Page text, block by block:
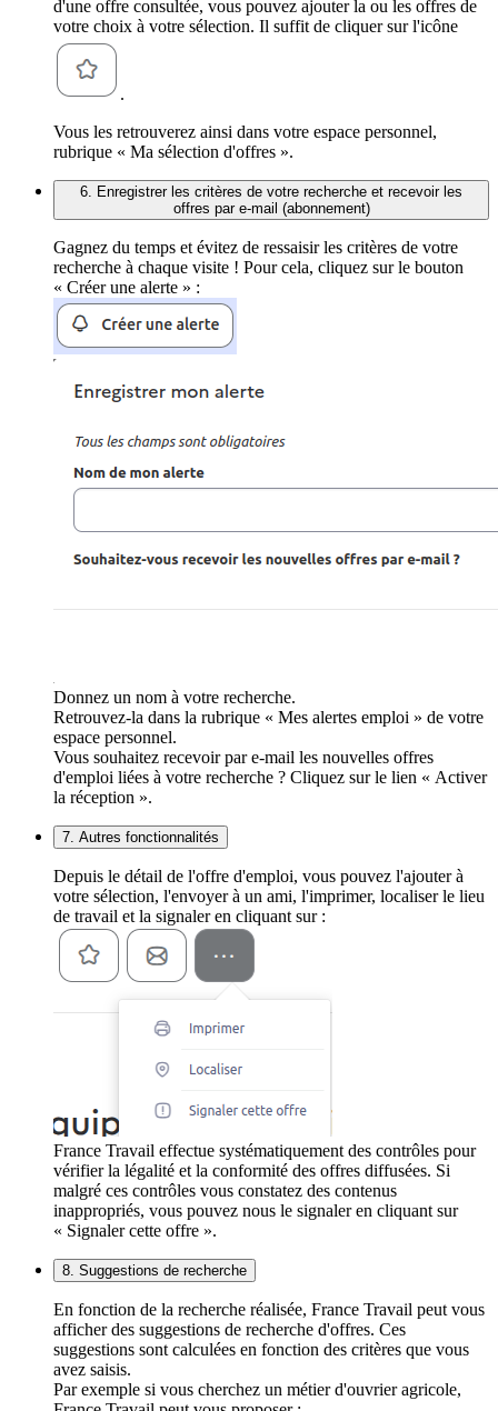
d'une offre consultée, vous pouvez ajouter la ou les offres de
votre choix à votre sélection. Il suffit de cliquer sur l'icône
.
Vous les retrouverez ainsi dans votre espace personnel,
rubrique « Ma sélection d'offres ».
6. Enregistrer les critères de votre recherche et recevoir les
offres par e-mail (abonnement)
Gagnez du temps et évitez de ressaisir les critères de votre
recherche à chaque visite ! Pour cela, cliquez sur le bouton
« Créer une alerte » :
Donnez un nom à votre recherche.
Retrouvez-la dans la rubrique « Mes alertes emploi » de votre
espace personnel.
Vous souhaitez recevoir par e-mail les nouvelles offres
d'emploi liées à votre recherche ? Cliquez sur le lien « Activer
la réception ».
7. Autres fonctionnalités
Depuis le détail de l'offre d'emploi, vous pouvez l'ajouter à
votre sélection, l'envoyer à un ami, l'imprimer, localiser le lieu
de travail et la signaler en cliquant sur :
France Travail effectue systématiquement des contrôles pour
vérifier la légalité et la conformité des offres diffusées. Si
malgré ces contrôles vous constatez des contenus
inappropriés, vous pouvez nous le signaler en cliquant sur
« Signaler cette offre ».
8. Suggestions de recherche
En fonction de la recherche réalisée, France Travail peut vous
afficher des suggestions de recherche d'offres. Ces
suggestions sont calculées en fonction des critères que vous
avez saisis.
Par exemple si vous cherchez un métier d'ouvrier agricole,